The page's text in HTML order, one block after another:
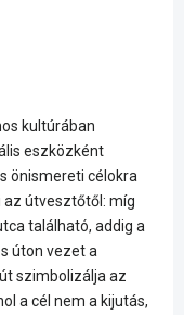
kultúrában
eszközként
önismereti célokra
útvesztőtől: míg
található, addig a
úton vezet a
szimbolizálja az
a cél nem a kijutás,